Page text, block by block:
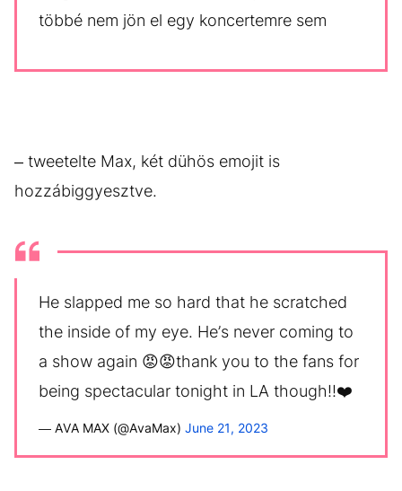
többé nem jön el egy koncertemre sem
– tweetelte Max, két dühös emojit is
hozzábiggyesztve.
He slapped me so hard that he scratched
the inside of my eye. He’s never coming to
a show again 😡😡thank you to the fans for
being spectacular tonight in LA though!!❤️
— AVA MAX (@AvaMax) June 21, 2023